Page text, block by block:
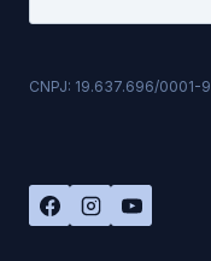
CNPJ: 19.637.696/0001-